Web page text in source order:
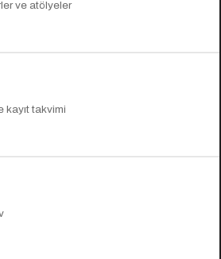
ve atölyeler
kayıt takvimi